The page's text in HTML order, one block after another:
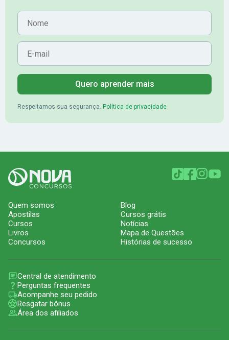
Nome
E-mail
Quero aprender mais
Respeitamos sua segurança. Política de privacidade
Quem somos
Apostilas
Cursos
Livros
Concursos
Blog
Cursos grátis
Notícias
Mapa de Questões
Histórias de sucesso
Central de atendimento
Perguntas frequentes
Acompanhe seu pedido
Resgatar bônus
Área dos afiliados